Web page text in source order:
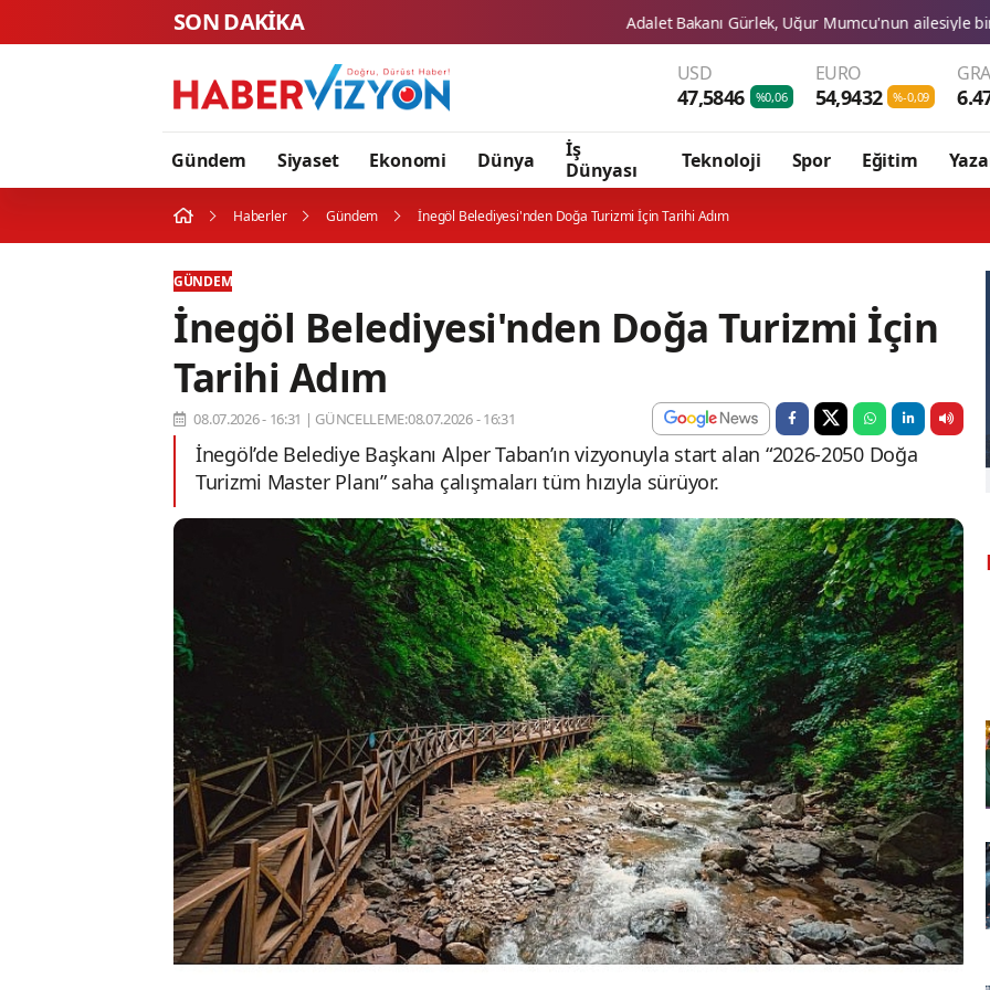
SON DAKİKA Adalet Bakanı Gürlek, Uğur Mumcu'nun ailesiyle bir araya geldi
USD
47,5846 %0,06
EURO
54,9432 %-0,09
Gündem Siyaset Ekonomi Dünya
İş
Dünyası
Teknoloji Spor Eğitim
Haberler Gündem İnegöl Belediyesi'nden Doğa Turizmi İçin Tarihi Adım
GÜNDEM
İnegöl Belediyesi'nden Doğa Turizmi İçin
Tarihi Adım
08.07.2026 - 16:31 | GÜNCELLEME:08.07.2026 - 16:31
İnegöl’de Belediye Başkanı Alper Taban’ın vizyonuyla start alan “2026-2050 Doğa
Turizmi Master Planı” saha çalışmaları tüm hızıyla sürüyor.